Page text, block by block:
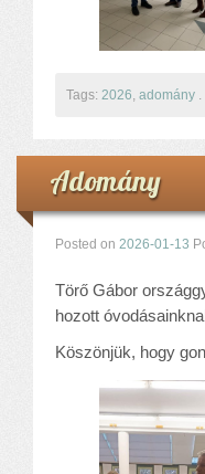
Tags: 2026, adomány .
Adomány
Posted on 2026-01-13
Törő Gábor
hozott
Köszönjük, hogy